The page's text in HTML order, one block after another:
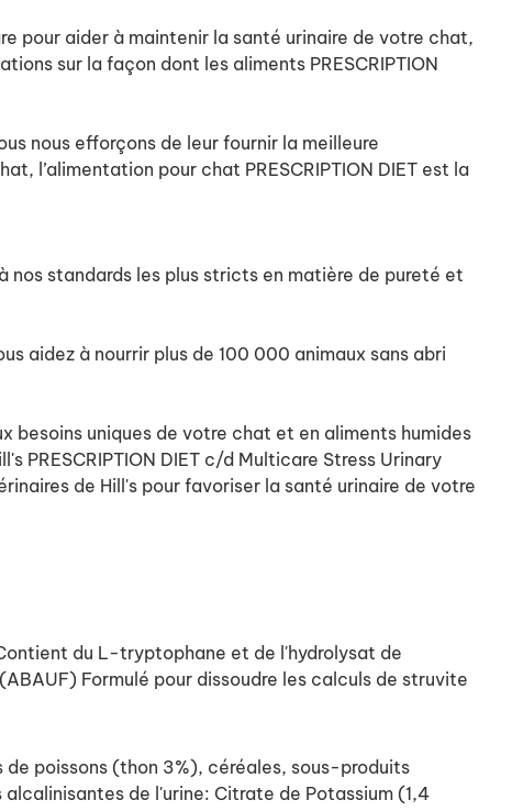
pour aider à maintenir la santé urinaire de votre chat,
sur la façon dont les aliments PRESCRIPTION
nous efforçons de leur fournir la meilleure
l’alimentation pour chat PRESCRIPTION DIET est la
nos standards les plus stricts en matière de pureté et
aidez à nourrir plus de 100 000 animaux sans abri
besoins uniques de votre chat et en aliments humides
PRESCRIPTION DIET c/d Multicare Stress Urinary
de Hill's pour favoriser la santé urinaire de votre
du L-tryptophane et de l'hydrolysat de
Formulé pour dissoudre les calculs de struvite
poissons (thon 3%), céréales, sous-produits
de l'urine: Citrate de Potassium (1,4